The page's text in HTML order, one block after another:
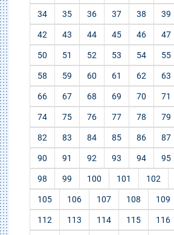
34 35 36 37 38 39
42 43 44 45 46 47
50 51 52 53 54 55
58 59 60 61 62 63
66 67 68 69 70 71
74 75 76 77 78 79
82 83 84 85 86 87
90 91 92 93 94 95
98 99 100 101 102
105 106 107 108 109
112 113 114 115 116